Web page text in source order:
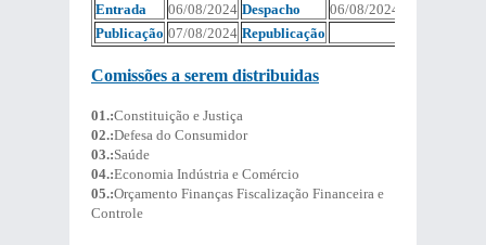
Entrada
06/08/2024 Despacho
06/08/2024
Publicação 07/08/2024 Republicação
Comissões a serem distribuidas
01.:Constituição e Justiça
02.:Defesa do Consumidor
03.:Saúde
04.:Economia Indústria e Comércio
05.:Orçamento Finanças Fiscalização Financeira e
Controle